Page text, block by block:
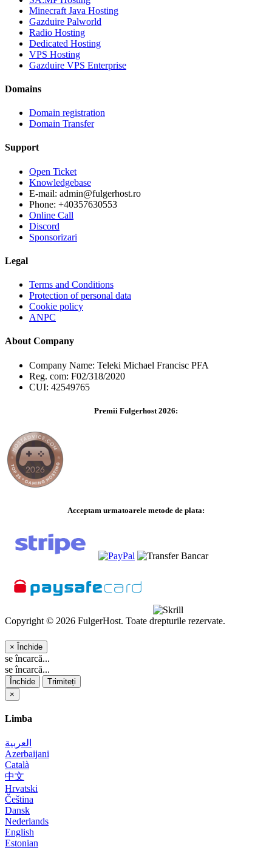
Minecraft Java Hosting
Gazduire Palworld
Radio Hosting
Dedicated Hosting
VPS Hosting
Gazduire VPS Enterprise
Domains
Domain registration
Domain Transfer
Support
Open Ticket
Knowledgebase
E-mail: admin@fulgerhost.ro
Phone: +40357630553
Online Call
Discord
Sponsorizari
Legal
Terms and Conditions
Protection of personal data
Cookie policy
ANPC
About Company
Company Name: Teleki Michael Francisc PFA
Reg. com: F02/318/2020
CUI: 42549765
Premii Fulgerhost 2026:
Acceptam urmatoarele metode de plata:
Copyright © 2026 FulgerHost. Toate drepturile rezervate.
× Închide
se încarcă...
se încarcă...
Închide
Trimiteți
×
Limba
العربية
Azerbaijani
Català
中文
Hrvatski
Čeština
Dansk
Nederlands
English
Estonian